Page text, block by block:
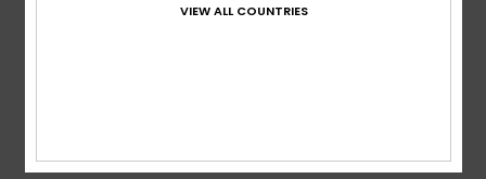
[Matière principale] 100% polyester recyclé
VIEW ALL COUNTRIES